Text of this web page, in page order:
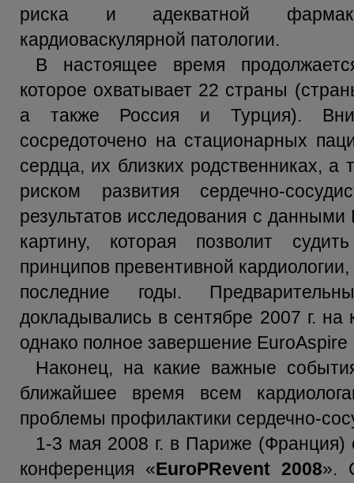
риска и адекватной
кардиоваскулярной патологии.
В настоящее время
которое охватывает 22 страны
а также Россия и Турция).
сосредоточено на стационарных
сердца, их близких родственниках,
риском развития сердечно-
результатов исследования с
картину, которая позволит
принципов превентивной
последние годы.
докладывались в сентябре 2007 г.
однако полное завершение
Наконец, на какие важные
ближайшее время всем
проблемы профилактики сердечно-
1-3 мая 2008 г. в Париже (Франция)
конференция «EuroPRevent 2008».